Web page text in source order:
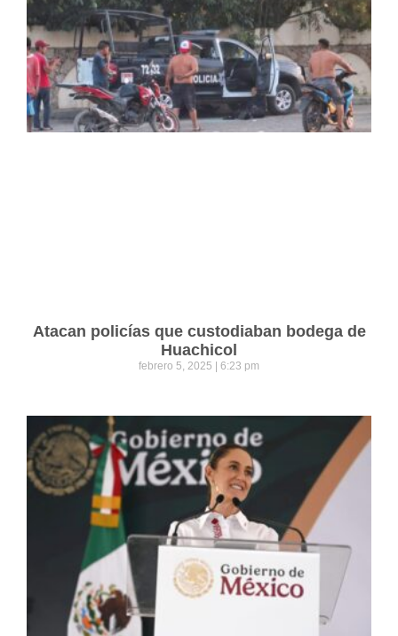
Atacan policías que custodiaban bodega de
Huachicol
febrero 5, 2025 6:23 pm